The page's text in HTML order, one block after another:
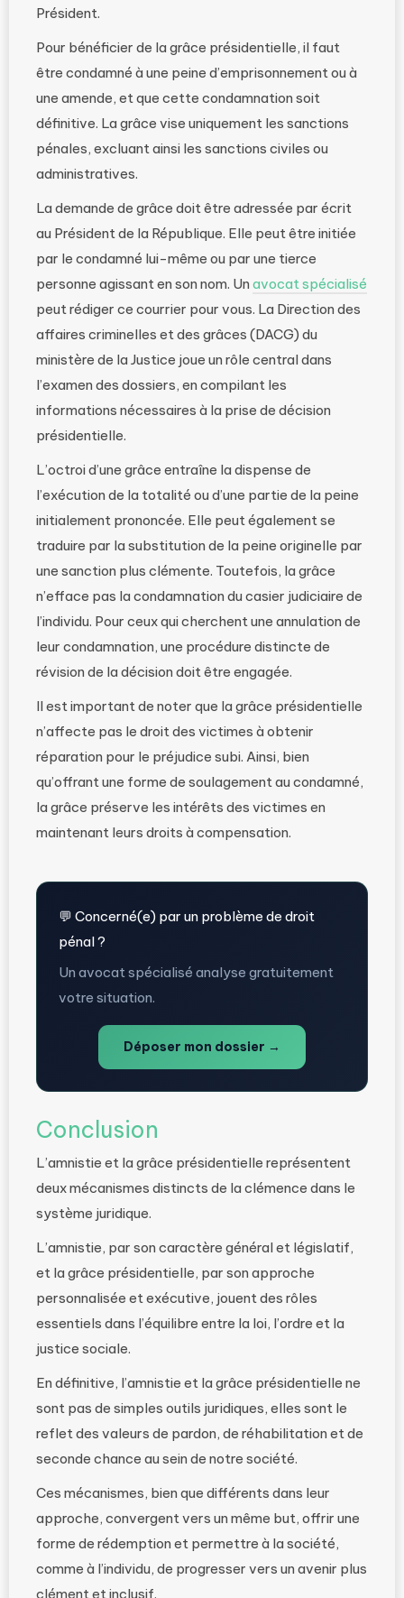
Président.
Pour bénéficier de la grâce présidentielle, il faut
être condamné à une peine d’emprisonnement ou à
une amende, et que cette condamnation soit
définitive. La grâce vise uniquement les sanctions
pénales, excluant ainsi les sanctions civiles ou
administratives.
La demande de grâce doit être adressée par écrit
au Président de la République. Elle peut être initiée
par le condamné lui-même ou par une tierce
personne agissant en son nom. Un avocat spécialisé
peut rédiger ce courrier pour vous. La Direction des
affaires criminelles et des grâces (DACG) du
ministère de la Justice joue un rôle central dans
l’examen des dossiers, en compilant les
informations nécessaires à la prise de décision
présidentielle.
L’octroi d’une grâce entraîne la dispense de
l’exécution de la totalité ou d’une partie de la peine
initialement prononcée. Elle peut également se
traduire par la substitution de la peine originelle par
une sanction plus clémente. Toutefois, la grâce
n’efface pas la condamnation du casier judiciaire de
l’individu. Pour ceux qui cherchent une annulation de
leur condamnation, une procédure distincte de
révision de la décision doit être engagée.
Il est important de noter que la grâce présidentielle
n’affecte pas le droit des victimes à obtenir
réparation pour le préjudice subi. Ainsi, bien
qu’offrant une forme de soulagement au condamné,
la grâce préserve les intérêts des victimes en
maintenant leurs droits à compensation.
💬 Concerné(e) par un problème de droit
pénal ?
Un avocat spécialisé analyse gratuitement
votre situation.
Déposer mon dossier →
Conclusion
L’amnistie et la grâce présidentielle représentent
deux mécanismes distincts de la clémence dans le
système juridique.
L’amnistie, par son caractère général et législatif,
et la grâce présidentielle, par son approche
personnalisée et exécutive, jouent des rôles
essentiels dans l’équilibre entre la loi, l’ordre et la
justice sociale.
En définitive, l’amnistie et la grâce présidentielle ne
sont pas de simples outils juridiques, elles sont le
reflet des valeurs de pardon, de réhabilitation et de
seconde chance au sein de notre société.
Ces mécanismes, bien que différents dans leur
approche, convergent vers un même but, offrir une
forme de rédemption et permettre à la société,
comme à l’individu, de progresser vers un avenir plus
clément et inclusif.